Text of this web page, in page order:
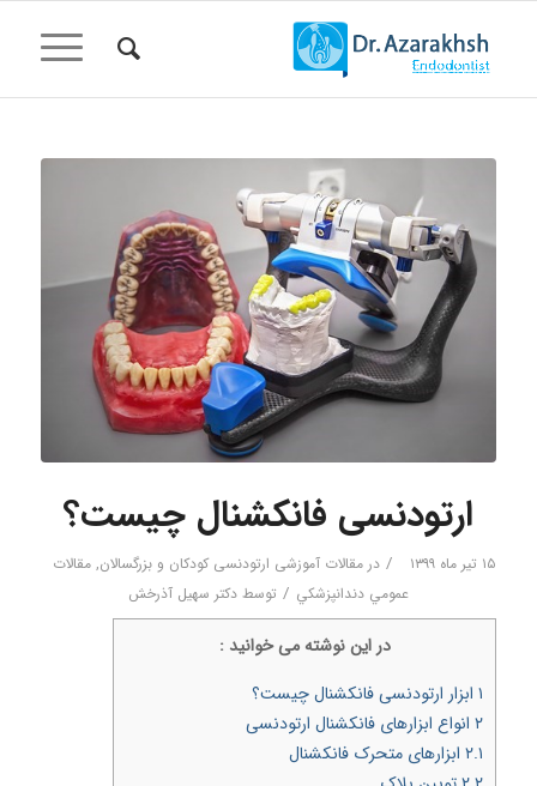
ارتودنسی فانکشنال چیست؟
۱۵ تیر ماه ۱۳۹۹ / درمقالات آموزشی ارتودنسی کودکان و بزرگسالان,مقالات
عمومي دندانپزشكي / توسط دکتر سهیل آذرخش
در اين نوشته می خوانيد :
۱ابزار ارتودنسی فانکشنال چیست؟
۲انواع ابزارهای فانکشنال ارتودنسی
۲.۱ابزارهای متحرک فانکشنال